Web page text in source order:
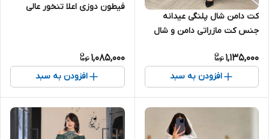
کت دامن شال پلنگی عیدانه
جنس کت مازراتی دامن و شال
1,135,000
افزودن به سبد
فیطون دوزی اعلا تنخور عالی
1,085,000
افزودن به سبد